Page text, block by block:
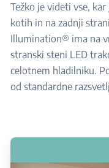
Težko je videti vse,
kotih in na zadnji
Illumination® ima na
stranski steni LED
celotnem hladilniku.
od standardne